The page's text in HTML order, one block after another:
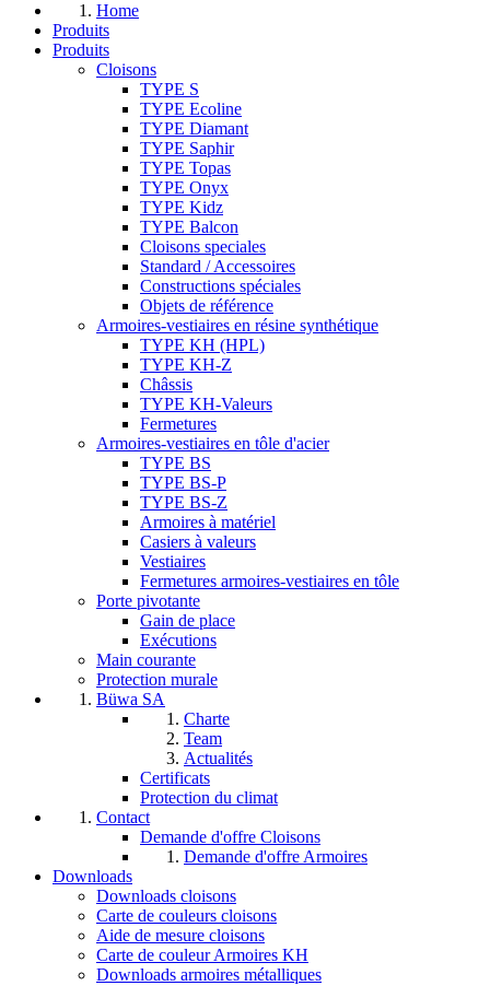
Home
Produits
Produits
Cloisons
TYPE S
TYPE Ecoline
TYPE Diamant
TYPE Saphir
TYPE Topas
TYPE Onyx
TYPE Kidz
TYPE Balcon
Cloisons speciales
Standard / Accessoires
Constructions spéciales
Objets de référence
Armoires-vestiaires en résine synthétique
TYPE KH (HPL)
TYPE KH-Z
Châssis
TYPE KH-Valeurs
Fermetures
Armoires-vestiaires en tôle d'acier
TYPE BS
TYPE BS-P
TYPE BS-Z
Armoires à matériel
Casiers à valeurs
Vestiaires
Fermetures armoires-vestiaires en tôle
Porte pivotante
Gain de place
Exécutions
Main courante
Protection murale
Büwa SA
Charte
Team
Actualités
Certificats
Protection du climat
Contact
Demande d'offre Cloisons
Demande d'offre Armoires
Downloads
Downloads cloisons
Carte de couleurs cloisons
Aide de mesure cloisons
Carte de couleur Armoires KH
Downloads armoires métalliques